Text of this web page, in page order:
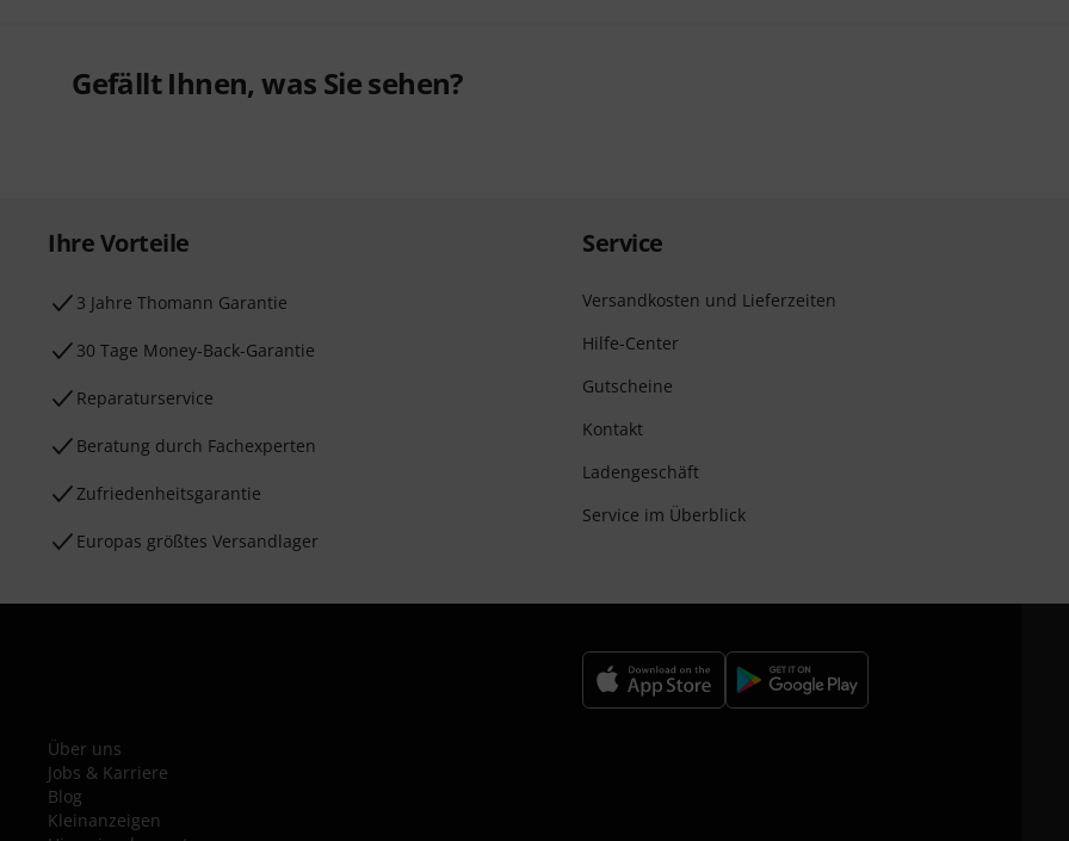
Gefällt Ihnen, was Sie sehen?
Ihre Vorteile
3 Jahre Thomann Garantie
30 Tage Money-Back-Garantie
Reparaturservice
Beratung durch Fachexperten
Zufriedenheitsgarantie
Europas größtes Versandlager
Service
Versandkosten und Lieferzeiten
Hilfe-Center
Gutscheine
Kontakt
Ladengeschäft
Service im Überblick
Über uns
Jobs & Karriere
Blog
Kleinanzeigen